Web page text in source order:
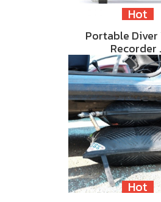
Hot
Portable
Recorder
Hot